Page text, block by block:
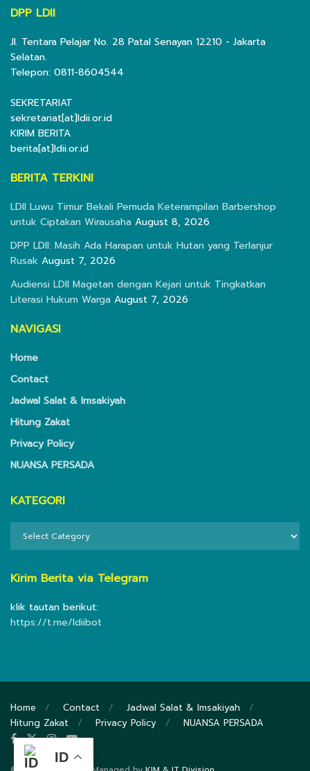
DPP LDII
Jl. Tentara Pelajar No. 28 Patal Senayan 12210 - Jakarta
Selatan.
Telepon: 0811-8604544
SEKRETARIAT
sekretariat[at]ldii.or.id
KIRIM BERITA
berita[at]ldii.or.id
BERITA TERKINI
LDII Luwu Timur Bekali Pemuda Keterampilan Barbershop
untuk Ciptakan Wirausaha August 8, 2026
DPP LDII: Masih Ada Harapan untuk Hutan yang Terlanjur
Rusak August 7, 2026
Audiensi LDII Magetan dengan Kejari untuk Tingkatkan
Literasi Hukum Warga August 7, 2026
NAVIGASI
Home
Contact
Jadwal Salat & Imsakiyah
Hitung Zakat
Privacy Policy
NUANSA PERSADA
KATEGORI
Kirim Berita via Telegram
klik tautan berikut:
https://t.me/ldiibot
Home Contact
Jadwal Salat & Imsakiyah
Hitung Zakat
Privacy Policy NUANSA PERSADA
ID